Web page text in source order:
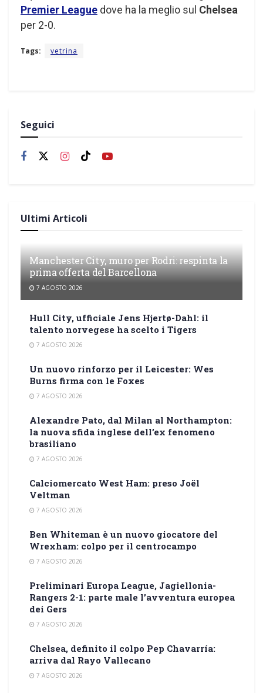
Premier League dove ha la meglio sul Chelsea
per 2-0.
Tags: vetrina
Seguici
Ultimi Articoli
Manchester City, muro per Rodri: respinta la
prima offerta del Barcellona
7 AGOSTO 2026
Hull City, ufficiale Jens Hjertø-Dahl: il
talento norvegese ha scelto i Tigers
7 AGOSTO 2026
Un nuovo rinforzo per il Leicester: Wes
Burns firma con le Foxes
7 AGOSTO 2026
Alexandre Pato, dal Milan al Northampton:
la nuova sfida inglese dell’ex fenomeno
brasiliano
7 AGOSTO 2026
Calciomercato West Ham: preso Joël
Veltman
7 AGOSTO 2026
Ben Whiteman è un nuovo giocatore del
Wrexham: colpo per il centrocampo
7 AGOSTO 2026
Preliminari Europa League, Jagiellonia-
Rangers 2-1: parte male l’avventura europea
dei Gers
7 AGOSTO 2026
Chelsea, definito il colpo Pep Chavarría:
arriva dal Rayo Vallecano
7 AGOSTO 2026